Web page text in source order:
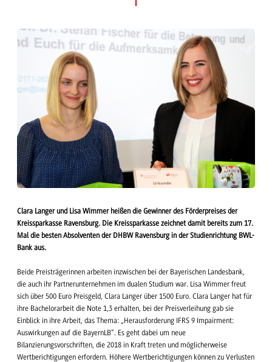
Clara Langer und Lisa Wimmer heißen die Gewinner des Förderpreises der
Kreissparkasse Ravensburg. Die Kreissparkasse zeichnet damit bereits zum 17.
Mal die besten Absolventen der DHBW Ravensburg in der Studienrichtung BWL-
Bank aus.
Beide Preisträgerinnen arbeiten inzwischen bei der Bayerischen Landesbank,
die auch ihr Partnerunternehmen im dualen Studium war. Lisa Wimmer freut
sich über 500 Euro Preisgeld, Clara Langer über 1500 Euro. Clara Langer hat für
ihre Bachelorarbeit die Note 1,3 erhalten, bei der Preisverleihung gab sie
Einblick in ihre Arbeit, das Thema: „Herausforderung IFRS 9 Impairment:
Auswirkungen auf die BayernLB“. Es geht dabei um neue
Bilanzierungsvorschriften, die 2018 in Kraft treten und möglicherweise
Wertberichtigungen erfordern. Höhere Wertberichtigungen können zu Verlusten